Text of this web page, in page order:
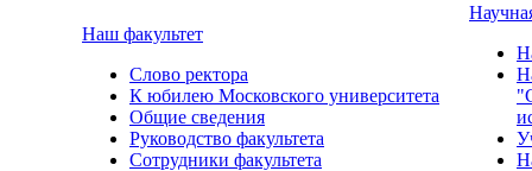
Наш факультет
Слово ректора
К юбилею Московского университета
Общие сведения
Руководство факультета
Сотрудники факультета